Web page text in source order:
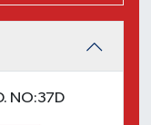
NO:37D